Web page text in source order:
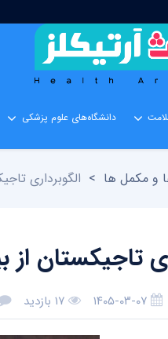
دانشگاه‌های علوم پزشکی
و مکمل ها > الگوبرداری
تاجیکستان
۱۴۰۵-۰۳-۰۷ ۱۷ بازدید